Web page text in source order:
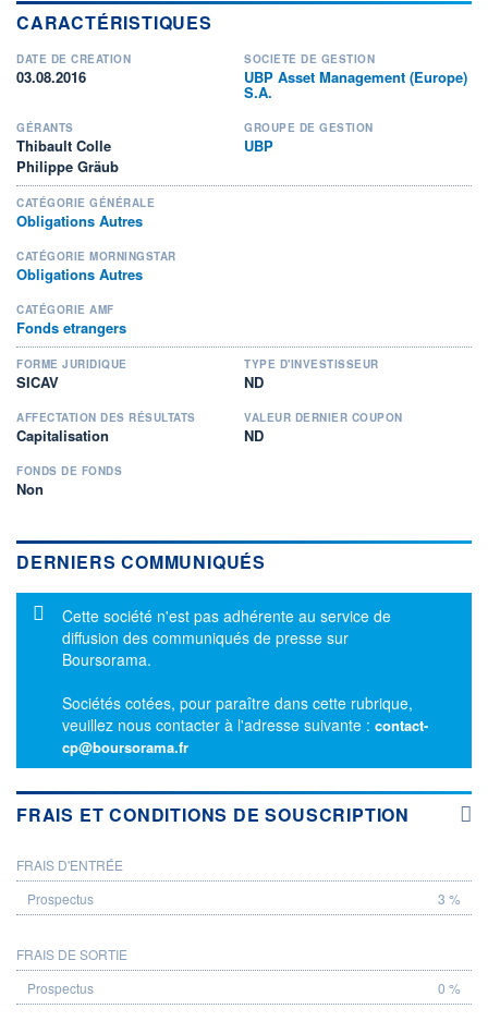
CARACTÉRISTIQUES
DATE DE CRÉATION
03.08.2016
SOCIÉTÉ DE GESTION
UBP Asset Management (Europe)
S.A.
GÉRANTS
Thibault Colle
Philippe Gräub
GROUPE DE GESTION
UBP
CATÉGORIE GÉNÉRALE
Obligations Autres
CATÉGORIE MORNINGSTAR
Obligations Autres
CATÉGORIE AMF
Fonds etrangers
FORME JURIDIQUE
SICAV
TYPE D'INVESTISSEUR
ND
AFFECTATION DES RÉSULTATS
Capitalisation
VALEUR DERNIER COUPON
ND
FONDS DE FONDS
Non
DERNIERS COMMUNIQUÉS
Message d'information
Cette société n'est pas adhérente au service de
diffusion des communiqués de presse sur
Boursorama.
Sociétés cotées, pour paraître dans cette rubrique,
veuillez nous contacter à l'adresse suivante : contact-
cp@boursorama.fr
FRAIS ET CONDITIONS DE SOUSCRIPTION
PROSPECTUS
FRAIS D'ENTRÉE
3 %
FRAIS DE SORTIE
0 %